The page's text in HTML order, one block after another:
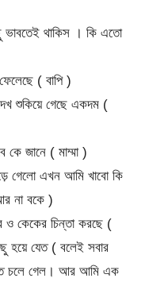
ভাবতেই থাকিস । কি এতো
( বাপি )
শুকিয়ে গেছে একদম (
কে জানে ( মাম্মা )
গেলো এখন আমি খাবো কি
না বকে )
ও কেকের চিন্তা করছে (
হয়ে যেত ( বলেই সবার
চলে গেল। আর আমি এক